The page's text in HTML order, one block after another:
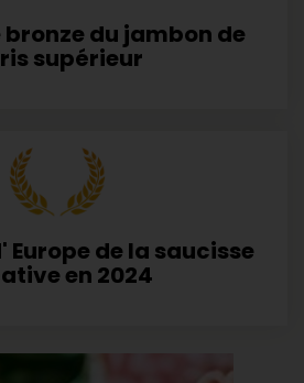
du jambon de
supérieur
de la saucisse
en 2024